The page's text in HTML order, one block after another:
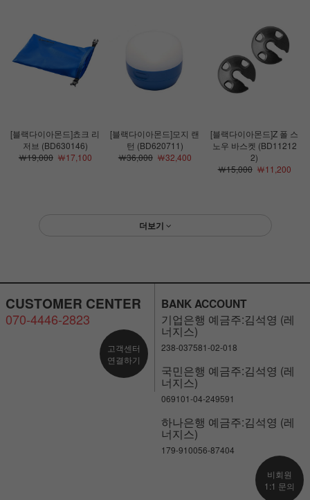
[블랙다이아몬드]쵸크 리
저브 (BD630146)
￦19,000￦17,100
[블랙다이아몬드]모지 랜
턴 (BD620711)
￦36,000￦32,400
[블랙다이아몬드]Z 폴 스
노우 바스켓 (BD11212
2)
￦15,000￦11,200
더보기
CUSTOMER CENTER
070-4446-2823
고객센터
연결하기
BANK ACCOUNT
기업은행 예금주:김석영 (레
너지스)
238-037581-02-018
국민은행 예금주:김석영 (레
너지스)
069101-04-249591
하나은행 예금주:김석영 (레
너지스)
179-910056-87404
비회원
1:1 문의